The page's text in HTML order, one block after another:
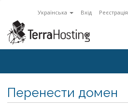
Українська Вхід Реєстрація
Перенести домен